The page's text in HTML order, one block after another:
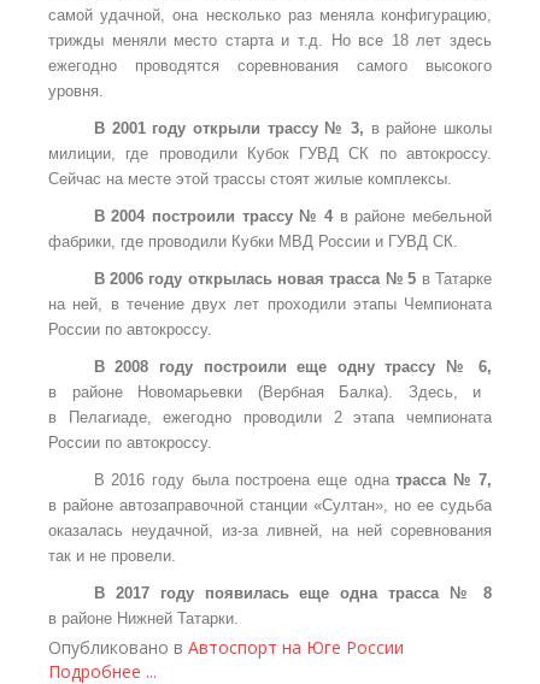
самой удачной, она несколько раз меняла конфигурацию,
трижды меняли место старта и т.д. Но все 18 лет здесь
ежегодно проводятся соревнования самого высокого
уровня.
В 2001 году открыли трассу № 3, в районе школы
милиции, где проводили Кубок ГУВД СК по автокроссу.
Сейчас на месте этой трассы стоят жилые комплексы.
В 2004 построили трассу № 4 в районе мебельной
фабрики, где проводили Кубки МВД России и ГУВД СК.
В 2006 году открылась новая трасса № 5 в Татарке
на ней, в течение двух лет проходили этапы Чемпионата
России по автокроссу.
В 2008 году построили еще одну трассу № 6,
в районе Новомарьевки (Вербная Балка). Здесь, и
в Пелагиаде, ежегодно проводили 2 этапа чемпионата
России по автокроссу.
В 2016 году была построена еще однатрасса № 7,
в районе автозаправочной станции «Султан», но ее судьба
оказалась неудачной, из-за ливней, на ней соревнования
так и не провели.
В 2017 году появилась еще одна трасса № 8
в районе Нижней Татарки.
Опубликовано в Автоспорт на Юге России
Подробнее ...